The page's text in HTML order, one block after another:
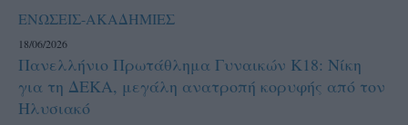
ΕΝΩΣΕΙΣ-ΑΚΑΔΗΜΙΕΣ
18/06/2026
Πανελλήνιο Πρωτάθλημα Γυναικών Κ18: Νίκη
για τη ΔΕΚΑ, μεγάλη ανατροπή κορυφής από τον
Ηλυσιακό